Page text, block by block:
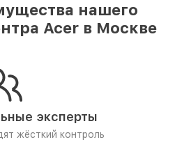
нашего
Acer в Москве
эксперты
жёсткий контроль